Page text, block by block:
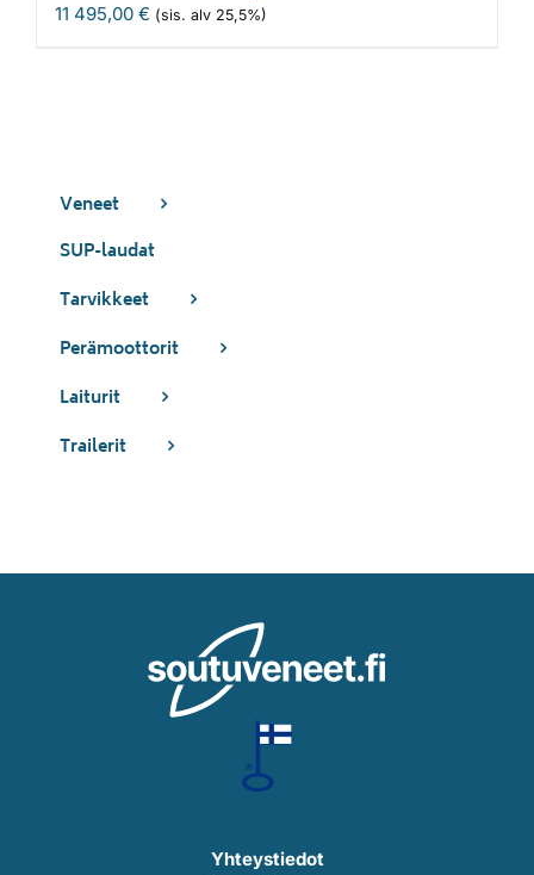
11 495,00 € (sis. alv 25,5%)
Veneet
SUP-laudat
Tarvikkeet
Perämoottorit
Laiturit
Trailerit
Yhteystiedot